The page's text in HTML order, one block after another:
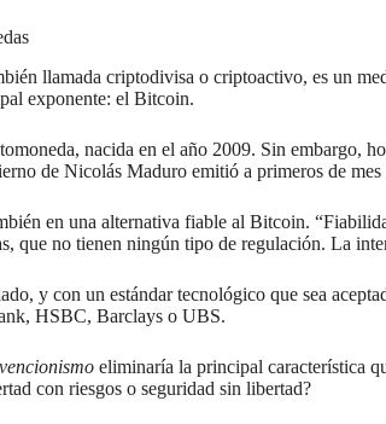
llamada criptodivisa o criptoactivo, es un
exponente: el Bitcoin.
nacida en el año 2009. Sin embargo,
de Nicolás Maduro emitió a primeros de
en una alternativa fiable al Bitcoin.
que no tienen ningún tipo de regulación. La
y con un estándar tecnológico que sea
HSBC, Barclays o UBS.
eliminaría la principal característica
con riesgos o seguridad sin libertad?